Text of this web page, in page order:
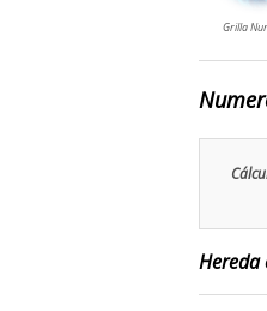
Hereda